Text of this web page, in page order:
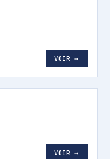
VOIR →
VOIR →